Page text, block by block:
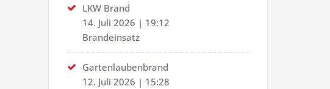
LKW Brand
14. Juli 2026 | 19:12
Brandeinsatz
Gartenlaubenbrand
12. Juli 2026 | 15:28